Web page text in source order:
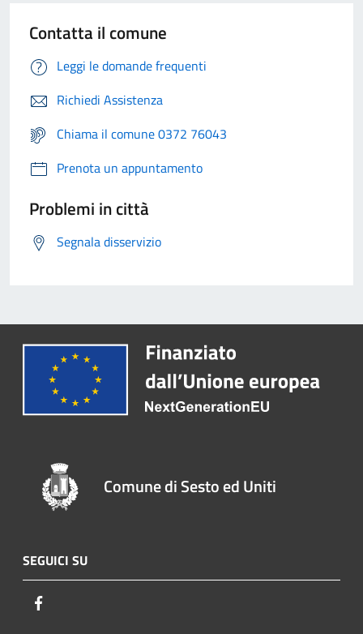
Contatta il comune
Leggi le domande frequenti
Richiedi Assistenza
Chiama il comune 0372 76043
Prenota un appuntamento
Problemi in città
Segnala disservizio
Comune di Sesto ed Uniti
SEGUICI SU